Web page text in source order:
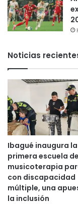
Noticias
Ibagué inaugura la
primera escuela de
musicoterapia
con discapacidad
múltiple, una
la inclusión